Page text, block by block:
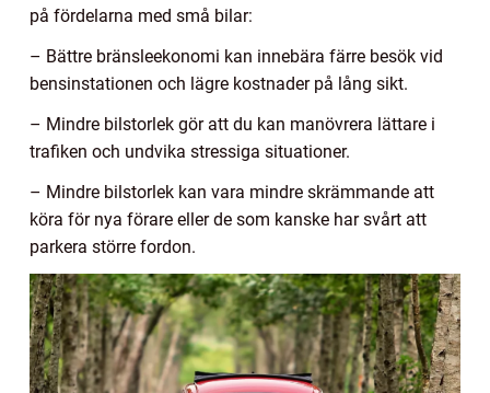
på fördelarna med små bilar:
– Bättre bränsleekonomi kan innebära färre besök vid
bensinstationen och lägre kostnader på lång sikt.
– Mindre bilstorlek gör att du kan manövrera lättare i
trafiken och undvika stressiga situationer.
– Mindre bilstorlek kan vara mindre skrämmande att
köra för nya förare eller de som kanske har svårt att
parkera större fordon.